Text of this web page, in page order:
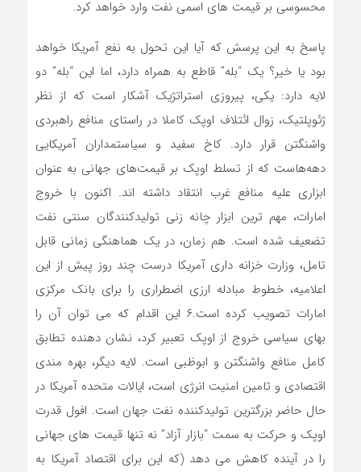
محسوسی بر قیمت های اسمی نفت وارد خواهد کرد.
پاسخ به این پرسش که آیا این تحول به نفع آمریکا خواهد
بود یا خیر؟ یک “بله” قاطع به همراه دارد، اما این “بله” دو
لایه دارد: یکی، پیروزی استراتژیک آشکار است که از نظر
ژئوپلتیک، زوال ائتلاف اوپک کاملا در راستای منافع راهبردی
واشنگتن قرار دارد. کاخ سفید و سیاستمداران آمریکایی
دهه‌هاست که از تسلط اوپک بر قیمت‌های جهانی به عنوان
ابزاری علیه منافع غرب انتقاد داشته اند. اکنون با خروج
امارات، مهم ترین ابزار چانه زنی تولیدکنندگان سنتی نفت
تضعیف شده است. هم زمان، در یک هماهنگی زمانی قابل
تامل، وزارت خزانه داری آمریکا درست چند روز پیش از این
اعلامیه، خطوط مبادله ارزی اضطراری را برای بانک مرکزی
امارات تصویب کرده است.۶ این اقدام که می توان آن را
بهای سیاسی خروج از اوپک تعبیر کرد، نشان دهنده تطابق
کامل منافع واشنگتن و ابوظبی است. لایه دیگر، بهره مندی
اقتصادی و تامین امنیت انرژی است، ایالات متحده آمریکا در
حال حاضر بزرگترین تولیدکننده نفت جهان است. افول قدرت
اوپک و حرکت به سمت “بازار آزاد” نه تنها قیمت های جهانی
را در آینده کاهش می دهد (که این برای اقتصاد آمریکا به